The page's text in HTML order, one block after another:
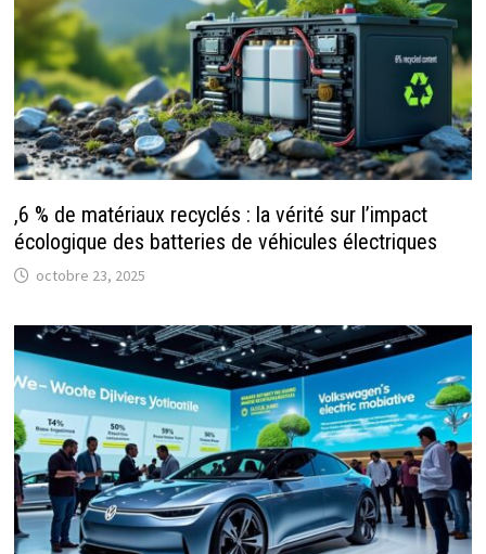
,6 % de matériaux recyclés : la vérité sur l’impact
écologique des batteries de véhicules électriques
octobre 23, 2025